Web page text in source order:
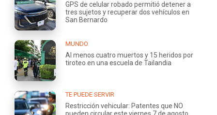
GPS de celular robado permitió detener a
tres sujetos y recuperar dos vehículos en
San Bernardo
MUNDO
Al menos cuatro muertos y 15 heridos por
tiroteo en una escuela de Tailandia
TE PUEDE SERVIR
Restricción vehicular: Patentes que NO
pueden circular este viernes 7 de agosto